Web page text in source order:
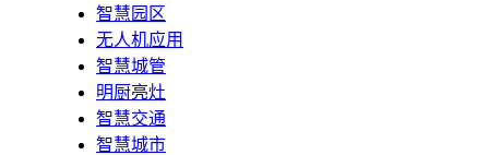
智慧园区
无人机应用
智慧城管
明厨亮灶
智慧交通
智慧城市